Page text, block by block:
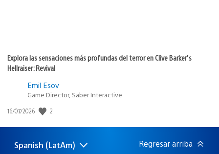
Explora las sensaciones más profundas del terror en Clive Barker’s
Hellraiser: Revival
Emil Esov
Game Director, Saber Interactive
Fecha
publicación:
16/07/2026 2
Elige
Región
Spanish (LatAm) Regresar arriba